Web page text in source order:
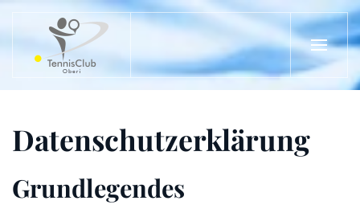
Zum Hauptinhalt springen
Datenschutzerklärung
Grundlegendes